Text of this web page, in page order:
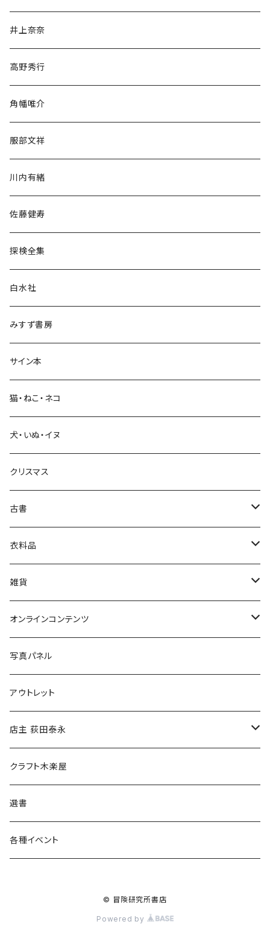
文学・小説・物語
随筆・ノンフィクション・その他
民族・風習
言語・ことば
生活・暮らし
芸術・絵画・写真
絵本・児童書
娯楽・エンターテインメント
井上奈奈
高野秀行
角幡唯介
服部文祥
川内有緒
佐藤健寿
探検全集
白水社
みすず書房
サイン本
猫・ねこ・ネコ
犬・いぬ・イヌ
クリスマス
古書
古書セット
美術
衣料品
POLEWARDS
Tシャツ
雑貨
バッグ
ブックカバー
マグカップ
傘
食料品
その他
オンラインコンテンツ
冒険クロストーク
写真パネル
アウトレット
店主 荻田泰永
書籍
ウェア
クラフト木楽屋
選書
各種イベント
© 冒険研究所書店
Powered by